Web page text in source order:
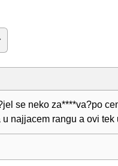
se neko za****va?po
najjacem rangu a ovi tek